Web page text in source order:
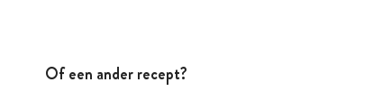
Of een ander recept?